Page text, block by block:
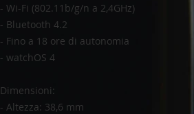
- Wi-Fi (802.11b/g/n a 2,4GHz)
- Bluetooth 4.2
- Fino a 18 ore di autonomia
- watchOS 4
Dimensioni:
- Altezza: 38,6 mm